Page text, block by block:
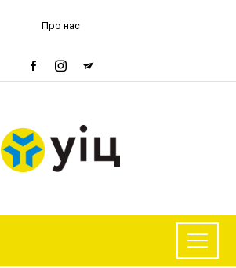
Про нас